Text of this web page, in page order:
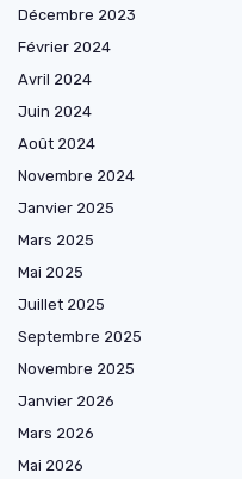
Décembre 2023
Février 2024
Avril 2024
Juin 2024
Août 2024
Novembre 2024
Janvier 2025
Mars 2025
Mai 2025
Juillet 2025
Septembre 2025
Novembre 2025
Janvier 2026
Mars 2026
Mai 2026